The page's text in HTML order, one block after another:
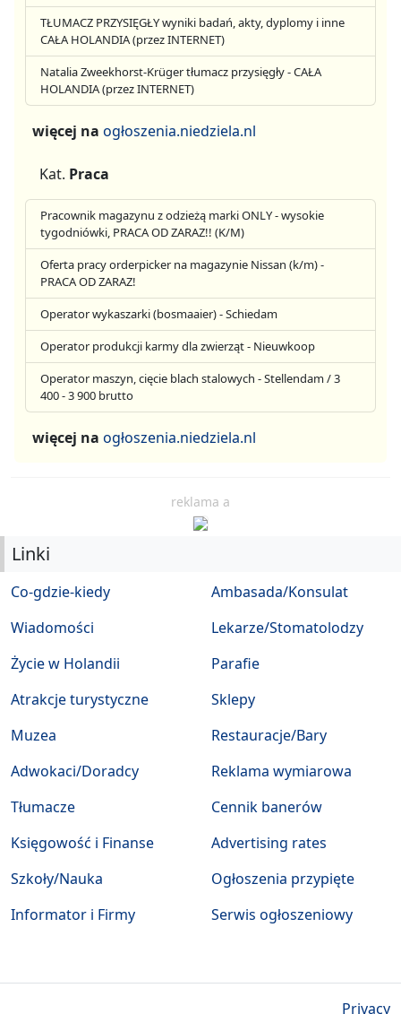
TŁUMACZ PRZYSIĘGŁY wyniki badań, akty, dyplomy i inne
CAŁA HOLANDIA (przez INTERNET)
Natalia Zweekhorst-Krüger tłumacz przysięgły - CAŁA
HOLANDIA (przez INTERNET)
więcej na ogłoszenia.niedziela.nl
Kat. Praca
Pracownik magazynu z odzieżą marki ONLY - wysokie
tygodniówki, PRACA OD ZARAZ!! (K/M)
Oferta pracy orderpicker na magazynie Nissan (k/m) -
PRACA OD ZARAZ!
Operator wykaszarki (bosmaaier) - Schiedam
Operator produkcji karmy dla zwierząt - Nieuwkoop
Operator maszyn, cięcie blach stalowych - Stellendam / 3
400 - 3 900 brutto
więcej na ogłoszenia.niedziela.nl
reklama a
Linki
Co-gdzie-kiedy
Wiadomości
Życie w Holandii
Atrakcje turystyczne
Muzea
Ambasada/Konsulat
Lekarze/Stomatolodzy
Parafie
Sklepy
Restauracje/Bary
Adwokaci/Doradcy
Tłumacze
Księgowość i Finanse
Szkoły/Nauka
Informator i Firmy
Reklama wymiarowa
Cennik banerów
Advertising rates
Ogłoszenia przypięte
Serwis ogłoszeniowy
Privacy